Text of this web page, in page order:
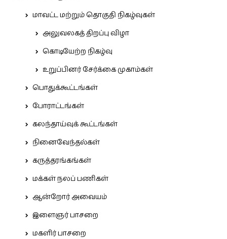
மாவட்ட மற்றும் தொகுதி நிகழ்வுகள்
அலுவலகத் திறப்பு விழா
கொடியேற்ற நிகழ்வு
உறுப்பினர் சேர்க்கை முகாம்கள்
பொதுக்கூட்டங்கள்
போராட்டங்கள்
கலந்தாய்வுக் கூட்டங்கள்
நினைவேந்தல்கள்
கருத்தரங்கங்கள்
மக்கள் நலப் பணிகள்
ஆன்றோர் அவையம்
இளைஞர் பாசறை
மகளிர் பாசறை